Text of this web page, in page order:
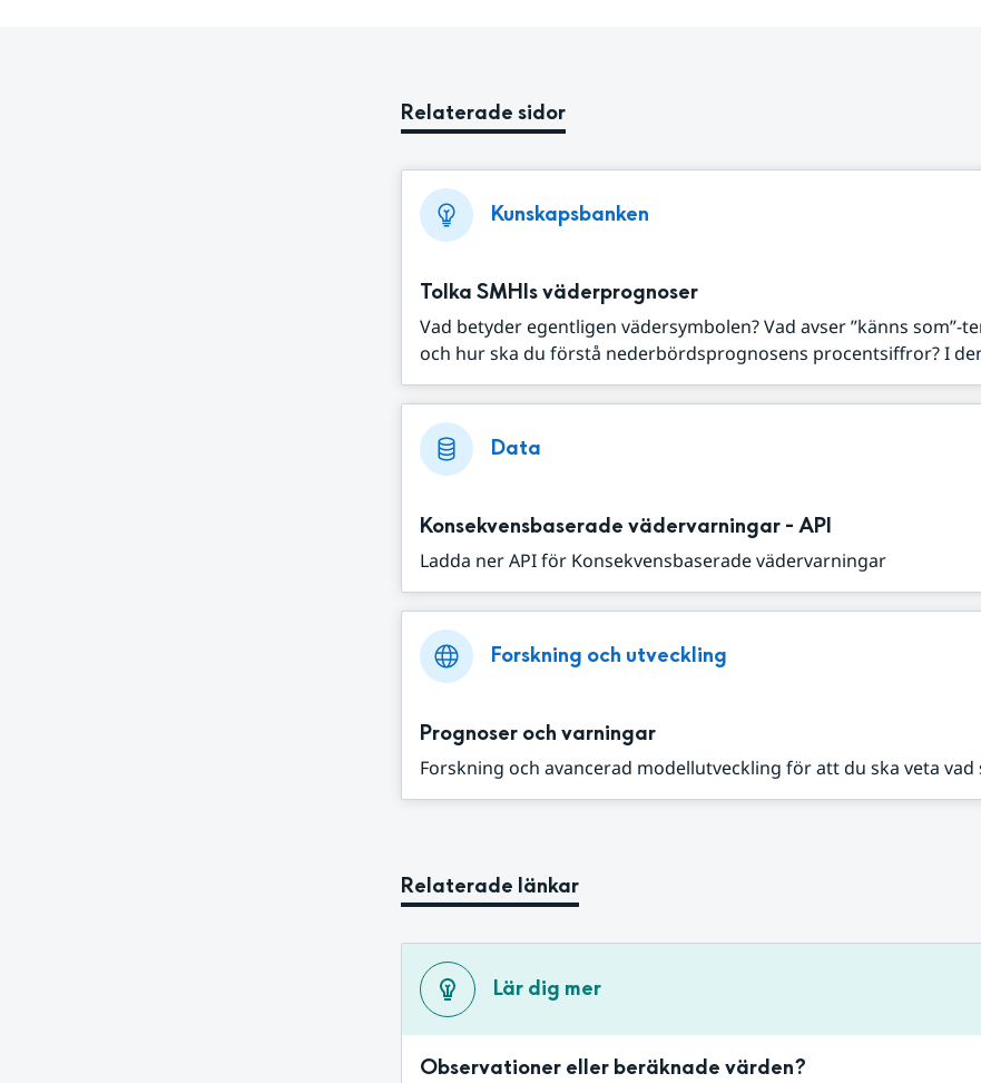
Relaterade sidor
Kunskapsbanken
Tolka SMHIs väderprognoser
Vad betyder egentligen vädersymbolen? Vad avser ”känns som”-
och hur ska du förstå nederbördsprognosens procentsiffror? I
Data
Konsekvensbaserade vädervarningar - API
Ladda ner API för Konsekvensbaserade vädervarningar
Forskning och utveckling
Prognoser och varningar
Forskning och avancerad modellutveckling för att du ska veta vad
Relaterade länkar
Lär dig mer
Observationer eller beräknade värden?